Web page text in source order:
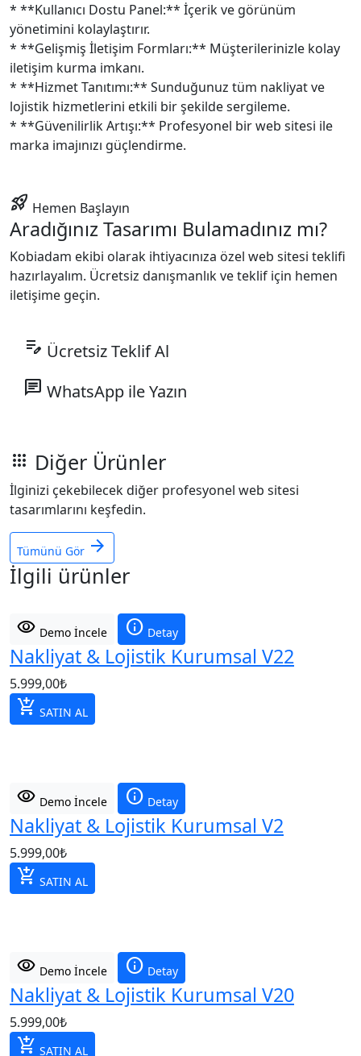
* **Kullanıcı Dostu Panel:** İçerik ve görünüm
yönetimini kolaylaştırır.
* **Gelişmiş İletişim Formları:** Müşterilerinizle kolay
iletişim kurma imkanı.
* **Hizmet Tanıtımı:** Sunduğunuz tüm nakliyat ve
lojistik hizmetlerini etkili bir şekilde sergileme.
* **Güvenilirlik Artışı:** Profesyonel bir web sitesi ile
marka imajınızı güçlendirme.
rocket_launch Hemen Başlayın
Aradığınız Tasarımı Bulamadınız mı?
Kobiadam ekibi olarak ihtiyacınıza özel web sitesi teklifi
hazırlayalım. Ücretsiz danışmanlık ve teklif için hemen
iletişime geçin.
edit_note Ücretsiz Teklif Al
chat WhatsApp ile Yazın
apps Diğer Ürünler
İlginizi çekebilecek diğer profesyonel web sitesi
tasarımlarını keşfedin.
Tümünü Gör arrow_forward
İlgili ürünler
visibility Demo İncele info Detay
Nakliyat & Lojistik Kurumsal V22
5.999,00₺
add_shopping_cart SATIN AL
visibility Demo İncele info Detay
Nakliyat & Lojistik Kurumsal V2
5.999,00₺
add_shopping_cart SATIN AL
visibility Demo İncele info Detay
Nakliyat & Lojistik Kurumsal V20
5.999,00₺
add_shopping_cart SATIN AL